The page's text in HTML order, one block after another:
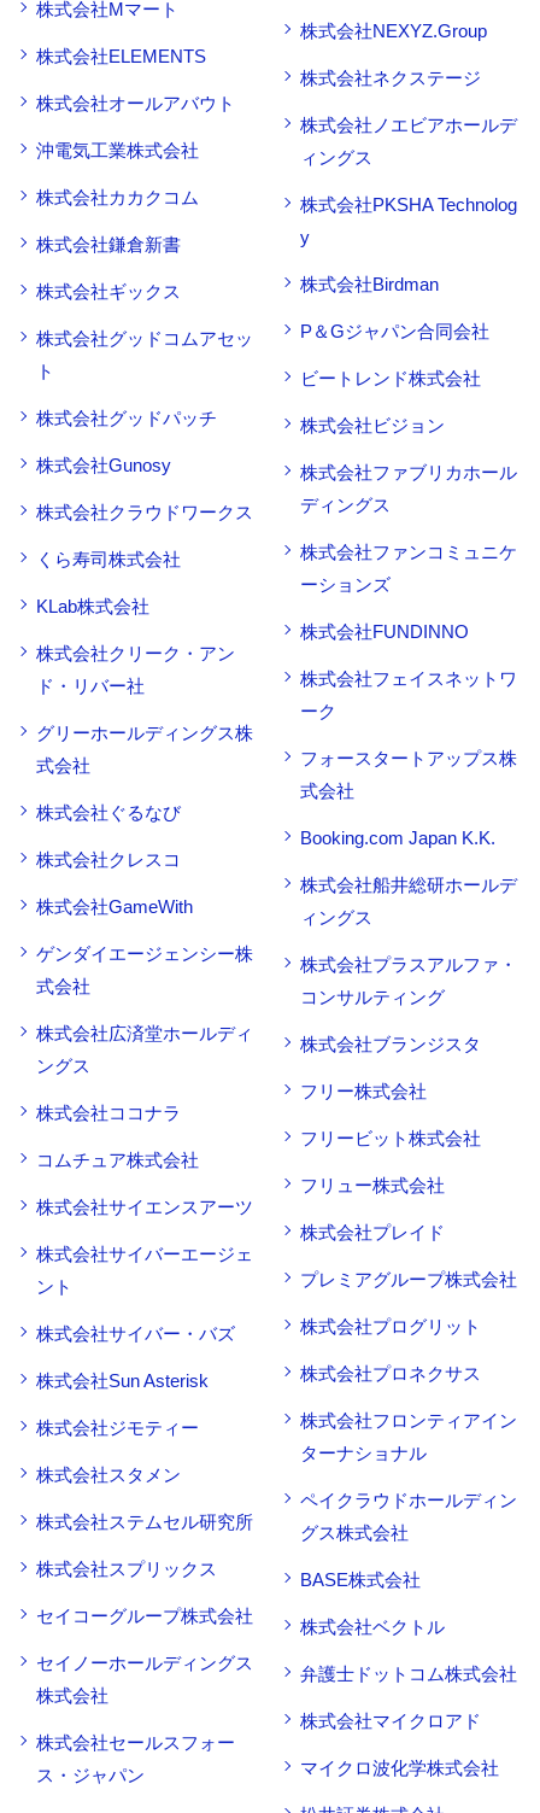
株式会社Mマート
株式会社ELEMENTS
株式会社オールアバウト
沖電気工業株式会社
株式会社カカクコム
株式会社鎌倉新書
株式会社ギックス
株式会社グッドコムアセッ
ト
株式会社グッドパッチ
株式会社Gunosy
株式会社クラウドワークス
くら寿司株式会社
KLab株式会社
株式会社クリーク・アン
ド・リバー社
グリーホールディングス株
式会社
株式会社ぐるなび
株式会社クレスコ
株式会社GameWith
ゲンダイエージェンシー株
式会社
株式会社広済堂ホールディ
ングス
株式会社ココナラ
コムチュア株式会社
株式会社サイエンスアーツ
株式会社サイバーエージェ
ント
株式会社サイバー・バズ
株式会社Sun Asterisk
株式会社ジモティー
株式会社スタメン
株式会社ステムセル研究所
株式会社スプリックス
セイコーグループ株式会社
セイノーホールディングス
株式会社
株式会社セールスフォー
ス・ジャパン
株式会社NEXYZ.Group
株式会社ネクステージ
株式会社ノエビアホールデ
ィングス
株式会社PKSHA Technolog
y
株式会社Birdman
P＆Gジャパン合同会社
ビートレンド株式会社
株式会社ビジョン
株式会社ファブリカホール
ディングス
株式会社ファンコミュニケ
ーションズ
株式会社FUNDINNO
株式会社フェイスネットワ
ーク
フォースタートアップス株
式会社
Booking.com Japan K.K.
株式会社船井総研ホールデ
ィングス
株式会社プラスアルファ・
コンサルティング
株式会社ブランジスタ
フリー株式会社
フリービット株式会社
フリュー株式会社
株式会社プレイド
プレミアグループ株式会社
株式会社プログリット
株式会社プロネクサス
株式会社フロンティアイン
ターナショナル
ペイクラウドホールディン
グス株式会社
BASE株式会社
株式会社ベクトル
弁護士ドットコム株式会社
株式会社マイクロアド
マイクロ波化学株式会社